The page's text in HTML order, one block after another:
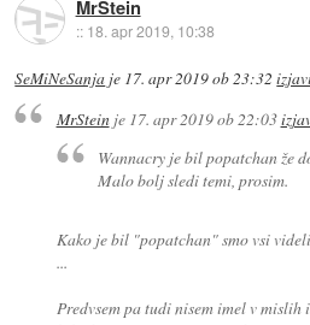
MrStein
:: 18. apr 2019, 10:38
SeMiNeSanja je 17. apr 2019 ob 23:32
MrSteinje 17. apr 2019 ob 22:03
Wannacry je bil popatchan že
Malo bolj sledi temi, prosim.
Kako je bil "popatchan" smo vsi
...
Predvsem pa tudi nisem imel v